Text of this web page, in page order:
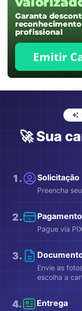
🚀 Sua
1 . Solicitação
Preencha
2. Pagamento
Pague via
3.
Envie as
escolha a
4. Entrega